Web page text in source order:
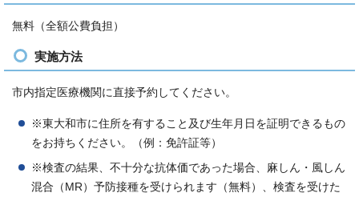
無料（全額公費負担）
実施方法
市内指定医療機関に直接予約してください。
※東大和市に住所を有すること及び生年月日を証明できるもの
をお持ちください。（例：免許証等）
※検査の結果、不十分な抗体価であった場合、麻しん・風しん
混合（MR）予防接種を受けられます（無料）、検査を受けた